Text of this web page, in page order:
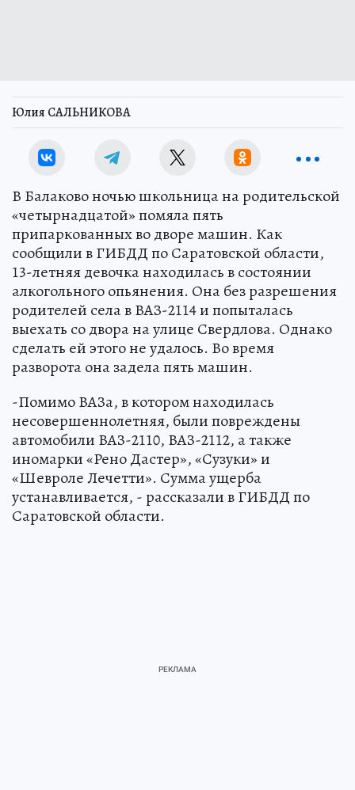
Юлия САЛЬНИКОВА
В Балаково ночью школьница на родительской
«четырнадцатой» помяла пять
припаркованных во дворе машин. Как
сообщили в ГИБДД по Саратовской области,
13-летняя девочка находилась в состоянии
алкогольного опьянения. Она без разрешения
родителей села в ВАЗ-2114 и попыталась
выехать со двора на улице Свердлова. Однако
сделать ей этого не удалось. Во время
разворота она задела пять машин.
-Помимо ВАЗа, в котором находилась
несовершеннолетняя, были повреждены
автомобили ВАЗ-2110, ВАЗ-2112, а также
иномарки «Рено Дастер», «Сузуки» и
«Шевроле Лечетти». Сумма ущерба
устанавливается, - рассказали в ГИБДД по
Саратовской области.